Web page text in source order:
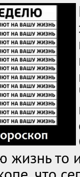
жизнь то